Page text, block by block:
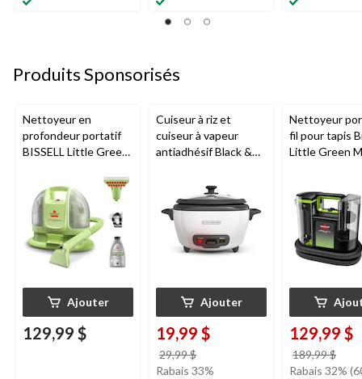
Produits Sponsorisés
Nettoyeur en
profondeur portatif
BISSELL Little Green
tapis et tissus
d'ameublement
Ajouter
129,99 $
Cuiseur à riz et
cuiseur à vapeur
antiadhésif Black &
Ajouter
19,99 $
29,99 $
était
Rabais 33%
Nettoyeur
fil pour tapis
Little Green
129,99 $
189,99 $
était
Rabais 32%